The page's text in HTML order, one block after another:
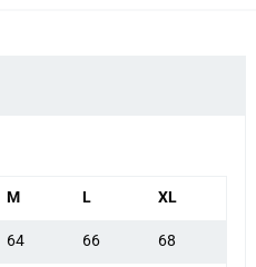
M L XL
64 66 68